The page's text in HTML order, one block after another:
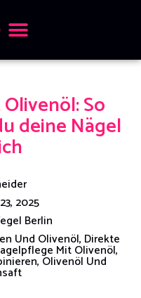
So
deine Nägel
2025
Berlin
Und Olivenöl, Direkte
Mit Olivenöl,
,Olivenöl Und